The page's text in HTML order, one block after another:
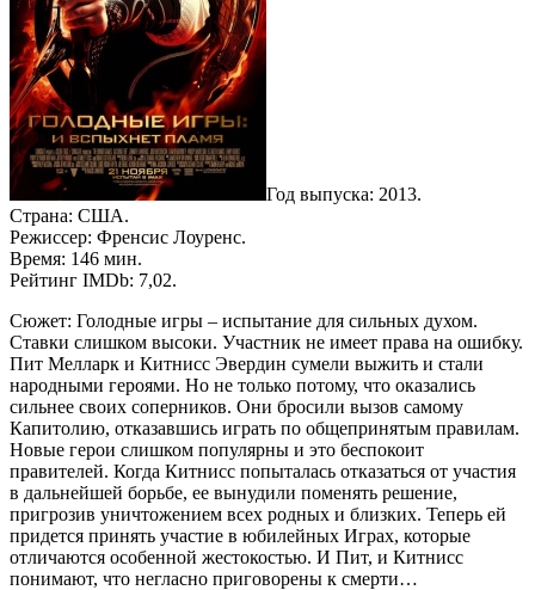
Год выпуска: 2013.
Страна: США.
Режиссер: Френсис Лоуренс.
Время: 146 мин.
Рейтинг IMDb: 7,02.
Сюжет: Голодные игры – испытание для сильных духом.
Ставки слишком высоки. Участник не имеет права на ошибку.
Пит Мелларк и Китнисс Эвердин сумели выжить и стали
народными героями. Но не только потому, что оказались
сильнее своих соперников. Они бросили вызов самому
Капитолию, отказавшись играть по общепринятым правилам.
Новые герои слишком популярны и это беспокоит
правителей. Когда Китнисс попыталась отказаться от участия
в дальнейшей борьбе, ее вынудили поменять решение,
пригрозив уничтожением всех родных и близких. Теперь ей
придется принять участие в юбилейных Играх, которые
отличаются особенной жестокостью. И Пит, и Китнисс
понимают, что негласно приговорены к смерти…